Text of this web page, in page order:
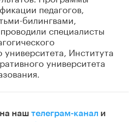
педагогов,
билингвами,
специалисты
университета, Института
университета
наш телеграм-канал и